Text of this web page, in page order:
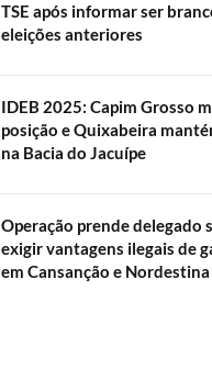
TSE após informar ser
eleições anteriores
IDEB 2025: Capim Grosso
posição e Quixabeira
na Bacia do Jacuípe
Operação prende delegado
exigir vantagens ilegais de
em Cansanção e Nordestina